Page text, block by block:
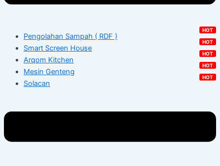
Pengolahan Sampah ( RDF )
Smart Screen House
Arqom Kitchen
Mesin Genteng
Solacan